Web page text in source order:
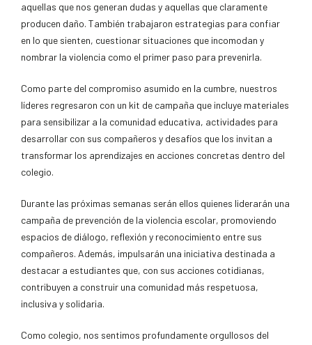
aquellas que nos generan dudas y aquellas que claramente
producen daño. También trabajaron estrategias para confiar
en lo que sienten, cuestionar situaciones que incomodan y
nombrar la violencia como el primer paso para prevenirla.
Como parte del compromiso asumido en la cumbre, nuestros
líderes regresaron con un kit de campaña que incluye materiales
para sensibilizar a la comunidad educativa, actividades para
desarrollar con sus compañeros y desafíos que los invitan a
transformar los aprendizajes en acciones concretas dentro del
colegio.
Durante las próximas semanas serán ellos quienes liderarán una
campaña de prevención de la violencia escolar, promoviendo
espacios de diálogo, reflexión y reconocimiento entre sus
compañeros. Además, impulsarán una iniciativa destinada a
destacar a estudiantes que, con sus acciones cotidianas,
contribuyen a construir una comunidad más respetuosa,
inclusiva y solidaria.
Como colegio, nos sentimos profundamente orgullosos del